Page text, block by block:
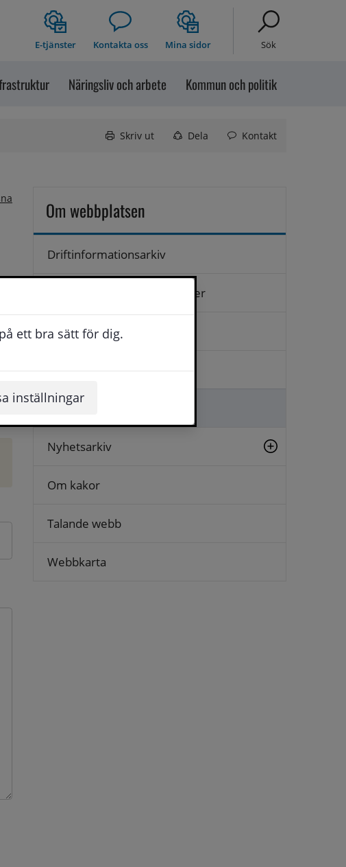
ett bra sätt för dig.
inställningar
E-tjänster Kontakta oss Mina sidor Sök
Näringsliv och arbete Kommun och politik
Skriv ut Dela Kontakt
Om webbplatsen
Driftinformationsarkiv
Hantering av personuppgifter
Kontakta oss
Logga in
Lämna synpunkt
Nyhetsarkiv
Om kakor
Talande webb
Webbkarta